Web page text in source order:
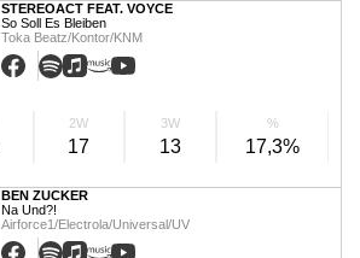
STEREOACT FEAT. VOYCE
So Soll Es Bleiben
Toka Beatz/Kontor/KNM
2W
17
3W
13
%
17,3%
BEN ZUCKER
Na Und?!
Airforce1/Electrola/Universal/UV